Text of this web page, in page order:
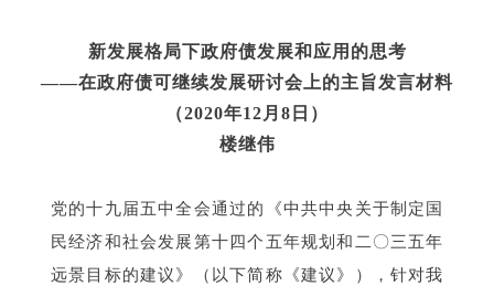
新发展格局下政府债发展和应用的思考
——在政府债可继续发展研讨会上的主旨发言材料
（2020年12月8日）
楼继伟
党的十九届五中全会通过的《中共中央关于制定国
民经济和社会发展第十四个五年规划和二〇三五年
远景目标的建议》（以下简称《建议》），针对我